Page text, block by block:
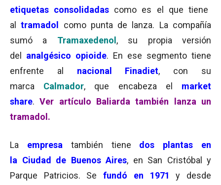
etiquetas consolidadas como es el que tiene
altramadol
como punta de lanza. La compañía
sumó a
Tramaxedenol , su propia versión
del
analgésico opioide. En ese segmento tiene
enfrente al nacional Finadiet, con su
marca Calmador, que encabeza el
market
share. Ver artículo Baliarda también lanza un
tramadol.
La empresa también tiene dos plantas en
la Ciudad de Buenos Aires, en San Cristóbal y
Parque Patricios. Se fundó en 1971y desde